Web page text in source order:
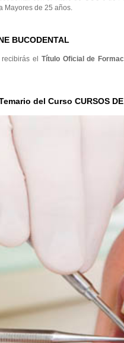
Mayores de 25 años.
BUCODENTAL
el Título Oficial de
del Curso CURSOS DE